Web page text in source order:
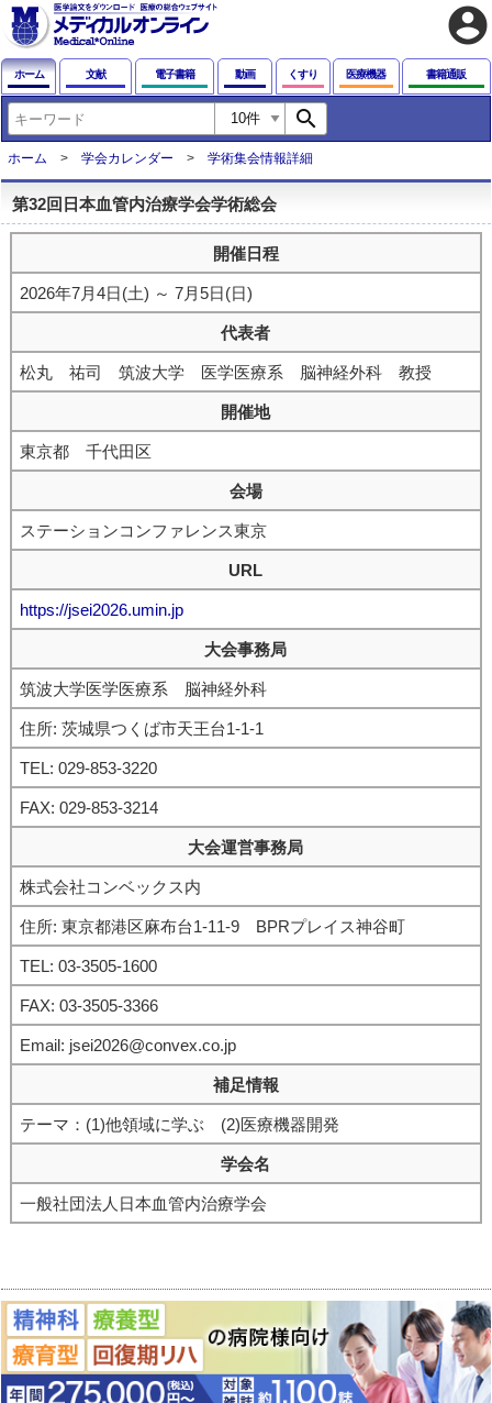
account_circle
ホーム 文献 電子書籍 動画 くすり 医療機器 書籍通販
search
ホーム 学会カレンダー 学術集会情報詳細
第32回日本血管内治療学会学術総会
開催日程
2026年7月4日(土) ～ 7月5日(日)
代表者
松丸 祐司 筑波大学 医学医療系 脳神経外科 教授
開催地
東京都 千代田区
会場
ステーションコンファレンス東京
URL
https://jsei2026.umin.jp
大会事務局
筑波大学医学医療系 脳神経外科
住所: 茨城県つくば市天王台1-1-1
TEL: 029-853-3220
FAX: 029-853-3214
大会運営事務局
株式会社コンベックス内
住所: 東京都港区麻布台1-11-9 BPRプレイス神谷町
TEL: 03-3505-1600
FAX: 03-3505-3366
Email: jsei2026@convex.co.jp
補足情報
テーマ：(1)他領域に学ぶ (2)医療機器開発
学会名
一般社団法人日本血管内治療学会